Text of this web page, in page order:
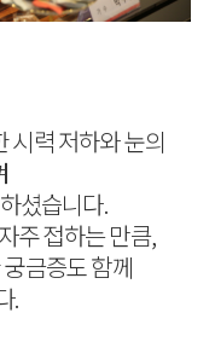
시력 저하와 눈의
셨습니다.
주 접하는 만큼,
금증도 함께
.